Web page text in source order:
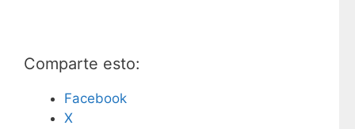
Comparte esto:
Facebook
X